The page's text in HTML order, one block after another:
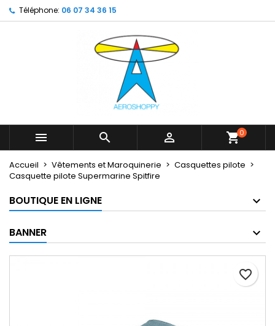
Téléphone: 06 07 34 36 15
   shopping_cart0
Accueil Vêtements et Maroquinerie
Casquettes pilote
Casquette pilote Supermarine Spitfire
BOUTIQUE EN LIGNE
BANNER
favorite_border
My wishlists ×
Create new list
Créer une liste d'envies ×
Nom de la liste d'envies
Connexion ×
Vous devez être connecté pour ajouter des produits
Annuler